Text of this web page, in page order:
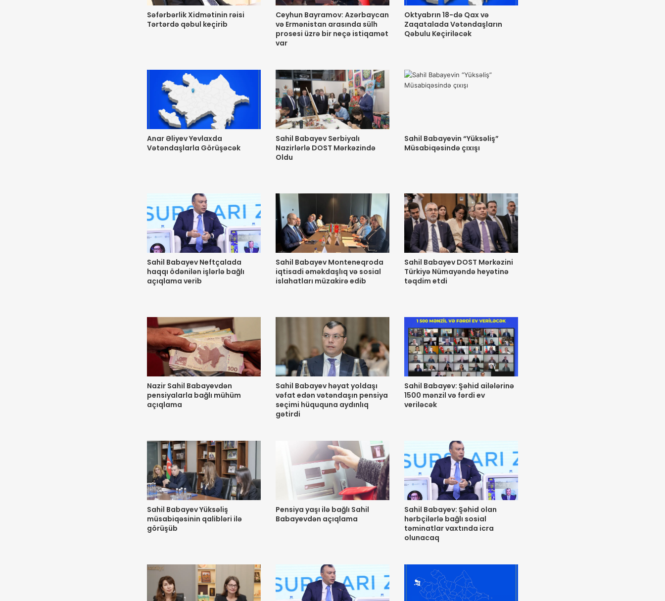
Səfərbərlik Xidmətinin rəisi
Tərtərdə qəbul keçirib
Ceyhun Bayramov: Azərbaycan
və Ermənistan arasında sülh
prosesi üzrə bir neçə istiqamət
var
Oktyabrın 18-də Qax və
Zaqatalada Vətəndaşların
Qəbulu Keçiriləcək
Anar Əliyev Yevlaxda
Vətəndaşlarla Görüşəcək
Sahil Babayev Serbiyalı
Nazirlərlə DOST Mərkəzində
Oldu
Sahil Babayevin “Yüksəliş”
Müsabiqəsində çıxışı
Sahil Babayev Neftçalada
haqqı ödənilən işlərlə bağlı
açıqlama verib
Sahil Babayev Monteneqroda
iqtisadi əməkdaşlıq və sosial
islahatları müzakirə edib
Sahil Babayev DOST Mərkəzini
Türkiyə Nümayəndə heyətinə
təqdim etdi
Nazir Sahil Babayevdən
pensiyalarla bağlı mühüm
açıqlama
Sahil Babayev həyat yoldaşı
vəfat edən vətəndaşın pensiya
seçimi hüququna aydınlıq
gətirdi
Sahil Babayev: Şəhid ailələrinə
1500 mənzil və fərdi ev
veriləcək
Sahil Babayev Yüksəliş
müsabiqəsinin qalibləri ilə
görüşüb
Pensiya yaşı ilə bağlı Sahil
Babayevdən açıqlama
Sahil Babayev: Şəhid olan
hərbçilərlə bağlı sosial
təminatlar vaxtında icra
olunacaq